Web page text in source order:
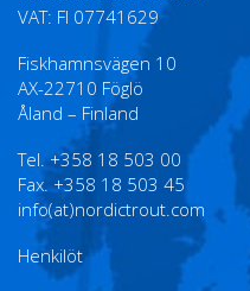
VAT: FI 07741629
Fiskhamnsvägen 10
AX-22710 Föglö
Åland – Finland
Tel. +358 18 503 00
Fax. +358 18 503 45
info(at)nordictrout.com
Henkilöt